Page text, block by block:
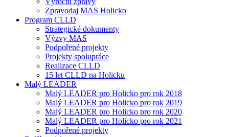
Zpravodaj MAS Holicko
Program CLLD
Strategické dokumenty
Výzvy MAS
Podpořené projekty
Projekty spolupráce
Realizace CLLD
15 let CLLD na Holicku
Malý LEADER
Malý LEADER pro Holicko pro rok 2018
Malý LEADER pro Holicko pro rok 2019
Malý LEADER pro Holicko pro rok 2020
Malý LEADER pro Holicko pro rok 2021
Podpořené projekty